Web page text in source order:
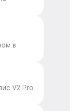
в
V2 Pro